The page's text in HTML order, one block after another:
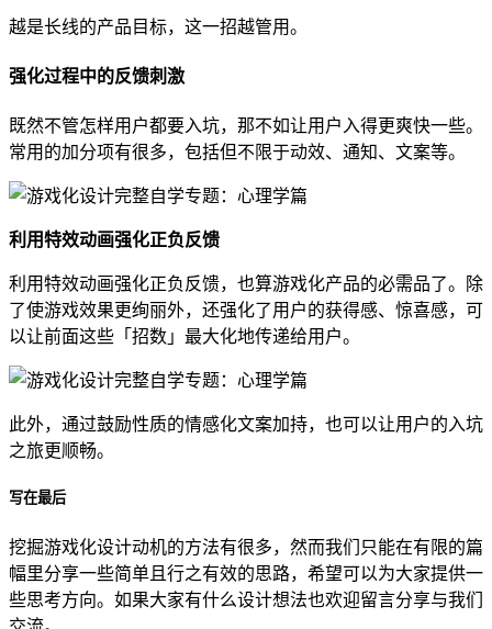
越是长线的产品目标，这一招越管用。
强化过程中的反馈刺激
既然不管怎样用户都要入坑，那不如让用户入得更爽快一些。
常用的加分项有很多，包括但不限于动效、通知、文案等。
利用特效动画强化正负反馈
利用特效动画强化正负反馈，也算游戏化产品的必需品了。除
了使游戏效果更绚丽外，还强化了用户的获得感、惊喜感，可
以让前面这些「招数」最大化地传递给用户。
此外，通过鼓励性质的情感化文案加持，也可以让用户的入坑
之旅更顺畅。
写在最后
挖掘游戏化设计动机的方法有很多，然而我们只能在有限的篇
幅里分享一些简单且行之有效的思路，希望可以为大家提供一
些思考方向。如果大家有什么设计想法也欢迎留言分享与我们